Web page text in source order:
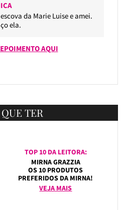
da Marie Luise e amei.
ela.
AQUI
TER
TOP 10 DA LEITORA:
MIRNA GRAZZIA
OS 10 PRODUTOS
PREFERIDOS DA MIRNA!
VEJA MAIS